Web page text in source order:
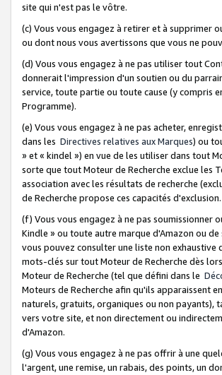
site qui n'est pas le vôtre.
(c) Vous vous engagez à retirer et à supprimer
ou dont nous vous avertissons que vous ne
(d) Vous vous engagez à ne pas utiliser tout
donnerait l'impression d'un soutien ou du
service, toute partie ou toute cause (y compris
Programme).
(e) Vous vous engagez à ne pas acheter,
dans les Directives relatives aux Marques) ou
» et « kindel ») en vue de les utiliser dans tout
sorte que tout Moteur de Recherche exclue les
association avec les résultats de recherche
de Recherche propose ces capacités d'exclusion.
(f) Vous vous engagez à ne pas soumissionner
Kindle » ou toute autre marque d'Amazon ou
vous pouvez consulter une liste non exhaustive
mots-clés sur tout Moteur de Recherche dès
Moteur de Recherche (tel que défini dans le
Moteurs de Recherche afin qu'ils apparaissent
naturels, gratuits, organiques ou non payants),
vers votre site, et non directement ou
d'Amazon.
(g) Vous vous engagez à ne pas offrir à une
l'argent, une remise, un rabais, des points, un